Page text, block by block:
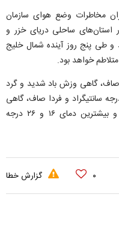
مخاطرات وضع هوای سازمان
استان‌های ساحلی دریای خزر و
طی پنج روز آینده شمال خلیج
خواهد بود.
صاف، گاهی وزش باد شدید و گرد
با حداقل و حداکثر دمای ۱۸ و ۲۷ درجه سانتیگراد و فردا صاف، گاهی
وزش باد شدید و گرد و خاک با کمترین و بیشترین دمای ۱۶ و ۲۶ درجه
۰ گزارش خطا